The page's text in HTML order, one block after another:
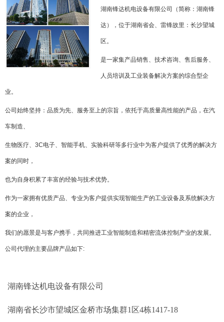
湖南锋达机电设备有限公司（简称：湖南锋
达），位于湖南省会、雷锋故里：长沙望城
区。
是一家集产品销售、技术咨询、售后服务、
人员培训及工业装备解决方案的综合型企
业。
公司始终坚持：品质为先、服务至上的宗旨，依托于高质量高性能的产品，在汽
车制造、
生物医疗、3C电子、智能手机、实验科研等多行业中为客户提供了优秀的解决方
案的同时，
也为自身积累了丰富的经验与技术优势。
作为一家拥有优质产品、专业为客户提供实现智能生产的工业设备及系统解决方
案的企业，
我们的愿景是与客户携手，共同推进工业智能制造和精密流体控制产业的发展。
公司代理的主要品牌产品如下:
湖南锋达机电设备有限公司
湖南省长沙市望城区金桥市场集群1区4栋1417-18